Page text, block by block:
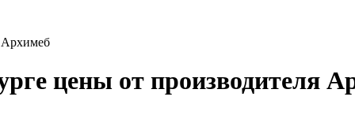
Архимеб
цены от производителя